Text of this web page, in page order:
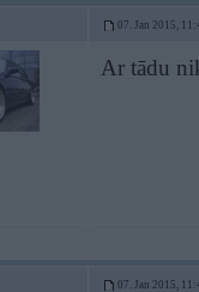
07. Jan 2015,
Ar tādu
07. Jan 2015,